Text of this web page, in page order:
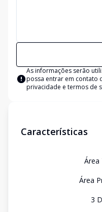
As informações serão
possa entrar em contato
privacidade e termos de
Características
Área
Área
3